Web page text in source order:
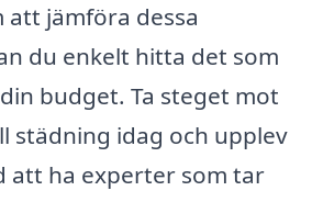
att jämföra dessa
du enkelt hitta det som
budget. Ta steget mot
städning idag och upplev
att ha experter som tar